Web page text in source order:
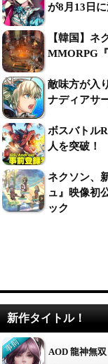
が8月13日
【韓国】ネ
MMORPG
敵味方が入
ナディアサ
ボスバトル
人を突破！
ネクソン、
ュ』映像初
ック
新作タイトル！
AOD 龍神無双